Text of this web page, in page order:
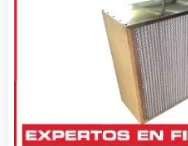
Centros de Espectáculos
Centros de Nutrición
Centros Turísticos